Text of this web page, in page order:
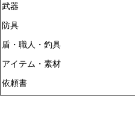
武器
防具
盾・職人・釣具
アイテム・素材
依頼書